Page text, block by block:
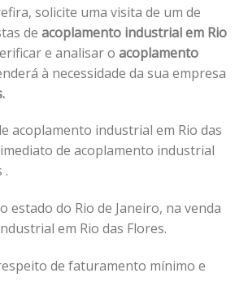
solicite uma visita de um de
de acoplamento industrial em Rio
e analisar o acoplamento
à necessidade da sua empresa
acoplamento industrial em Rio das
de acoplamento industrial
.
estado do Rio de Janeiro, na venda
em Rio das Flores.
de faturamento mínimo e